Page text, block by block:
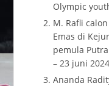
Olympic
M. Rafli
Emas di
pemula
– 23 juni
Ananda